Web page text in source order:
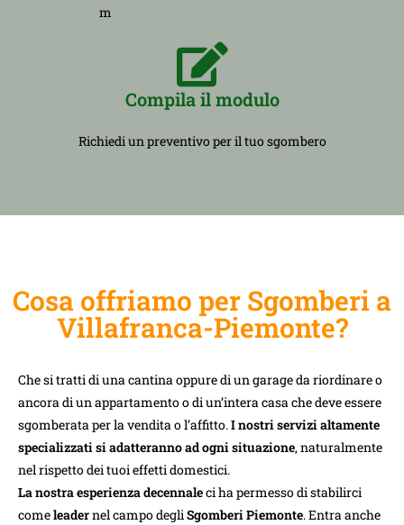
m
Compila il modulo
Richiedi un preventivo per il tuo sgombero
Cosa offriamo per Sgomberi a
Villafranca-Piemonte?
Che si tratti di una cantina oppure di un garage da riordinare o
ancora di un appartamento o di un’intera casa che deve essere
sgomberata per la vendita o l’affitto.I nostri servizi altamente
specializzati si adatteranno ad ogni situazione, naturalmente
nel rispetto dei tuoi effetti domestici.
La nostra esperienza decennaleci ha permesso di stabilirci
comeleadernel campo degliSgomberi Piemonte. Entra anche